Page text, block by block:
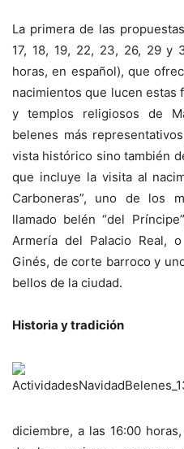
La primera de las
17, 18, 19, 22, 23, 26, 29 y
horas, en español), que
nacimientos que lucen estas
y templos religiosos de
belenes más
vista histórico sino también
que incluye la visita al
Carboneras”, uno de los
llamado belén “del
Armería del Palacio Real,
Ginés, de corte barroco y
bellos de la ciudad.
Historia y tradición
diciembre, a las 16:00